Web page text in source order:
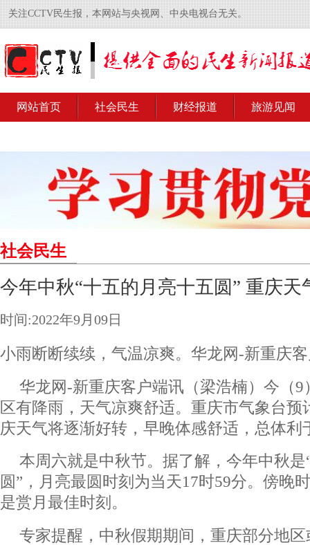
关注CCTV民生报，本网站与央视网、中央电视台无关。
网站首页 社会民生 财经报道 旅游见闻
社会民生
今年中秋“十五的月亮十五圆” 重庆天
时间:2022年9月09日
小雨断断续续，气温凉爽。华龙网-新重庆
华龙网-新重庆客户端讯（梁浩楠）今（
区有降雨，天气凉爽舒适。重庆市气象台预
庆天气将逐渐好转，早晚体感舒适，总体利
本周六就是中秋节。据了解，今年中秋
圆”，月亮最圆时刻为当天17时59分。傍晚
是赏月最佳时刻。
专家提醒，中秋假期期间，重庆部分地